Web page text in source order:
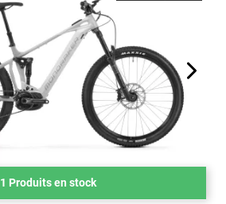
1 Produits en stock